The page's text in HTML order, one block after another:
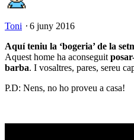
Toni ⋅ 6 juny 2016
Aquí teniu la ‘bogeria’ de la
Aquest home ha aconseguit
barba. I vosaltres, pares, sereu
P.D: Nens, no ho proveu a casa!